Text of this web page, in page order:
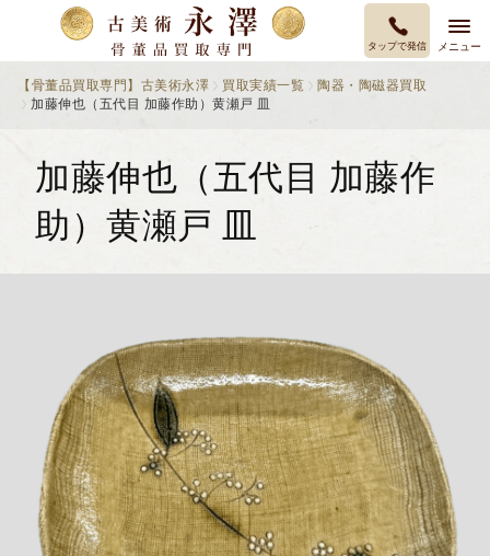
タップで発信 メニュー
【骨董品買取専門】古美術永澤 買取実績一覧
陶器・陶磁器買取
加藤伸也（五代目 加藤作助）黄瀬戸 皿
加藤伸也（五代目 加藤作
助）黄瀬戸 皿